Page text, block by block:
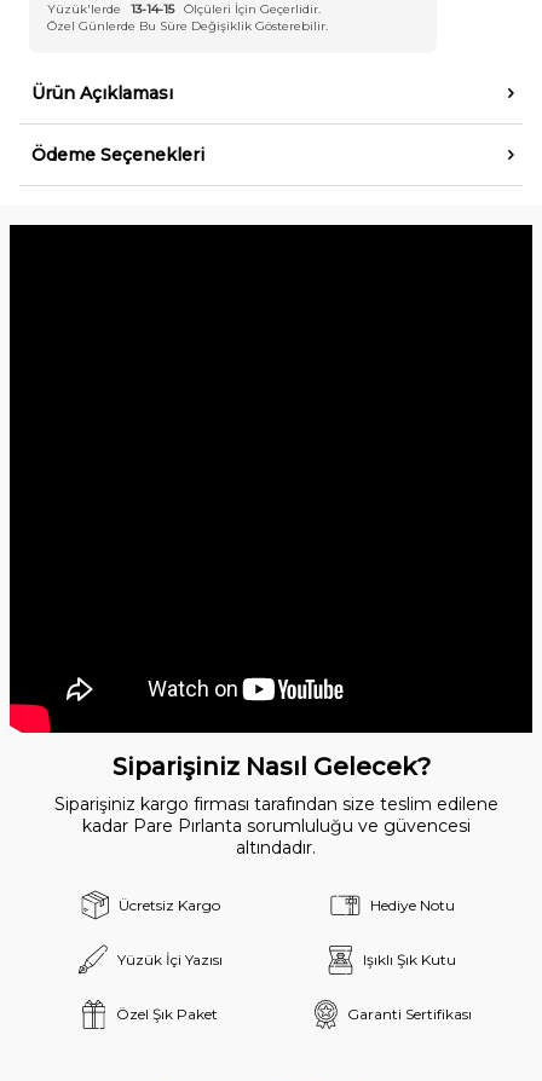
Yüzük'lerde 13-14-15
Ölçüleri İçin Geçerlidir.
Özel Günlerde Bu Süre Değişiklik Gösterebilir.
Ürün Açıklaması
Ödeme Seçenekleri
Siparişiniz Nasıl Gelecek?
Siparişiniz kargo firması tarafından size teslim edilene
kadar Pare Pırlanta sorumluluğu ve güvencesi
altındadır.
Ücretsiz Kargo Hediye Notu
Yüzük İçi Yazısı Işıklı Şık Kutu
Özel Şık Paket Garanti Sertifikası